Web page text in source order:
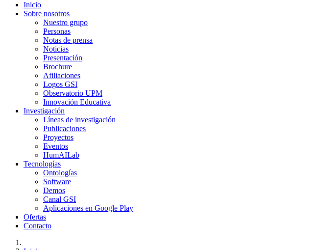
Inicio
Sobre nosotros
Nuestro grupo
Personas
Notas de prensa
Noticias
Presentación
Brochure
Afiliaciones
Logos GSI
Observatorio UPM
Innovación Educativa
Investigación
Líneas de investigación
Publicaciones
Proyectos
Eventos
HumAILab
Tecnologías
Ontologías
Software
Demos
Canal GSI
Aplicaciones en Google Play
Ofertas
Contacto